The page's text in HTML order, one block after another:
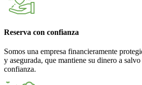
Reserva con confianza
Somos una empresa financieramente
y asegurada, que mantiene su dinero a
confianza.